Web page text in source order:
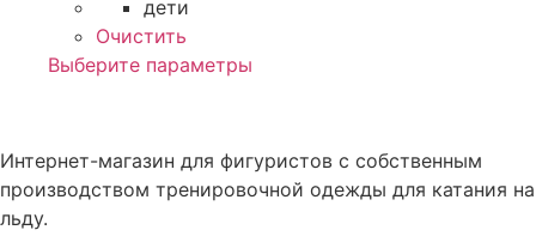
дети
Очистить
Выберите параметры
вариаций.
Интернет-магазин для фигуристов с собственным
производством тренировочной одежды для катания на
льду.